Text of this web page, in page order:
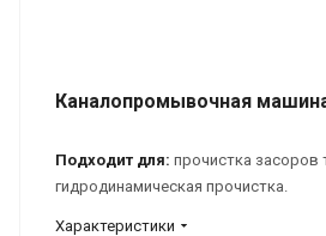
Каналопромывочная
Подходит для: прочистка засоров
гидродинамическая прочистка.
Характеристики